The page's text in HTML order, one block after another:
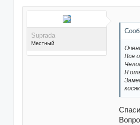
раз(а) в 102 сообщениях
Suprada
Местный
Все
Я